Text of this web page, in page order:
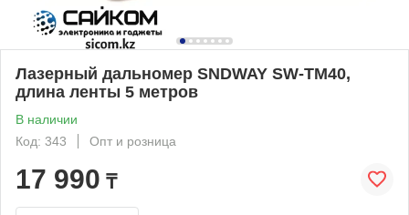
Лазерный дальномер SNDWAY SW-TM40,
длина ленты 5 метров
В наличии
Код: 343
Опт и розница
17 990 ₸